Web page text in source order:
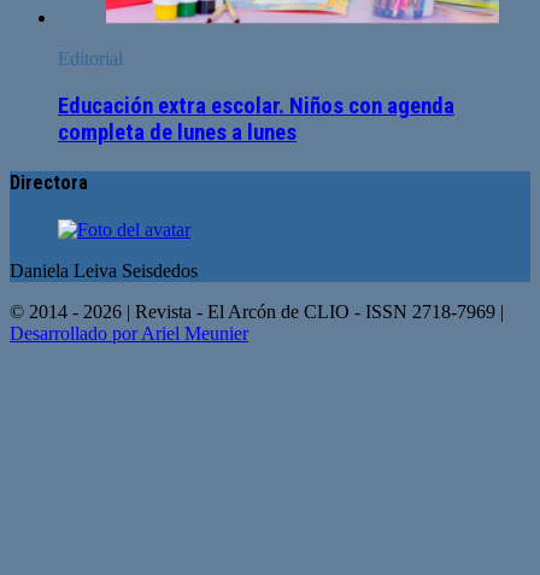
Editorial
Educación extra escolar. Niños con agenda
completa de lunes a lunes
Directora
Daniela Leiva Seisdedos
© 2014 - 2026 | Revista - El Arcón de CLIO - ISSN 2718-7969 |
Desarrollado por Ariel Meunier